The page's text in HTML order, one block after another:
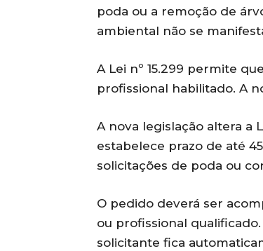
poda ou a remoção de
ambiental não se
A Lei nº 15.299 permite
profissional habilitado. A
A nova legislação altera a
estabelece prazo de até
solicitações de poda ou
O pedido deverá ser
ou profissional
solicitante fica